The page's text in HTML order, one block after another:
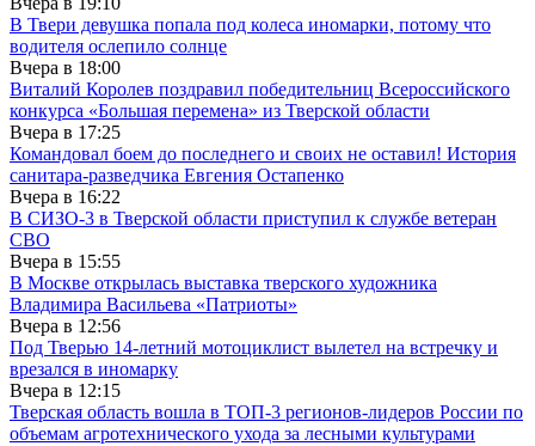
В Твери девушка попала под колеса иномарки, потому что
водителя ослепило солнце
Вчера в 18:00
Виталий Королев поздравил победительниц Всероссийского
конкурса «Большая перемена» из Тверской области
Вчера в 17:25
Командовал боем до последнего и своих не оставил! История
санитара-разведчика Евгения Остапенко
Вчера в 16:22
В СИЗО-3 в Тверской области приступил к службе ветеран
СВО
Вчера в 15:55
В Москве открылась выставка тверского художника
Владимира Васильева «Патриоты»
Вчера в 12:56
Под Тверью 14-летний мотоциклист вылетел на встречку и
врезался в иномарку
Вчера в 12:15
Тверская область вошла в ТОП-3 регионов-лидеров России по
объемам агротехнического ухода за лесными культурами